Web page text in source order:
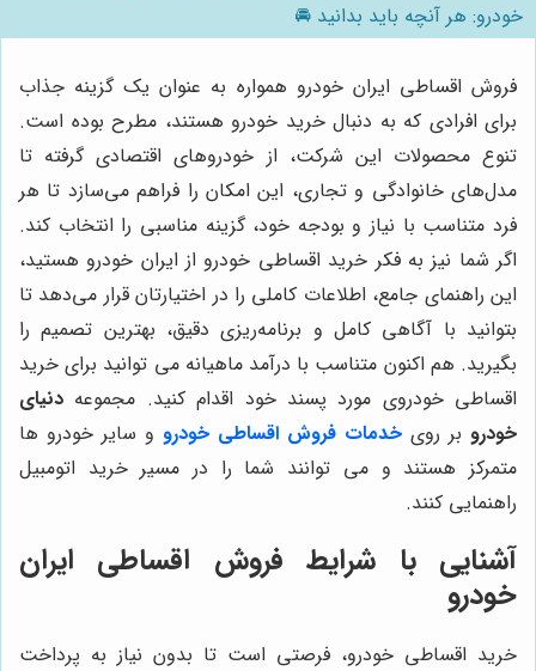
خودرو: هر آنچه باید بدانید 🚘
فروش اقساطی ایران خودرو همواره به عنوان یک گزینه جذاب
برای افرادی که به دنبال خرید خودرو هستند، مطرح بوده است.
تنوع محصولات این شرکت، از خودروهای اقتصادی گرفته تا
مدل‌های خانوادگی و تجاری، این امکان را فراهم می‌سازد تا هر
فرد متناسب با نیاز و بودجه خود، گزینه مناسبی را انتخاب کند.
اگر شما نیز به فکر خرید اقساطی خودرو از ایران خودرو هستید،
این راهنمای جامع، اطلاعات کاملی را در اختیارتان قرار می‌دهد تا
بتوانید با آگاهی کامل و برنامه‌ریزی دقیق، بهترین تصمیم را
بگیرید. هم اکنون متناسب با درآمد ماهیانه می توانید برای خرید
اقساطی خودروی مورد پسند خود اقدام کنید. مجموعه دنیای
خودرو بر روی خدمات فروش اقساطی خودرو و سایر خودرو ها
متمرکز هستند و می توانند شما را در مسیر خرید اتومبیل
راهنمایی کنند.
آشنایی با شرایط فروش اقساطی ایران
خودرو
خرید اقساطی خودرو، فرصتی است تا بدون نیاز به پرداخت